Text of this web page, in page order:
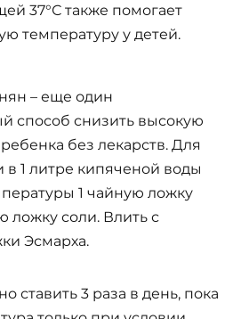
37°С также помогает
температуру у детей.
– еще один
способ снизить высокую
без лекарств. Для
в 1 литре кипяченой воды
1 чайную ложку
ложку соли. Влить с
Эсмарха.
ставить 3 раза в день, пока